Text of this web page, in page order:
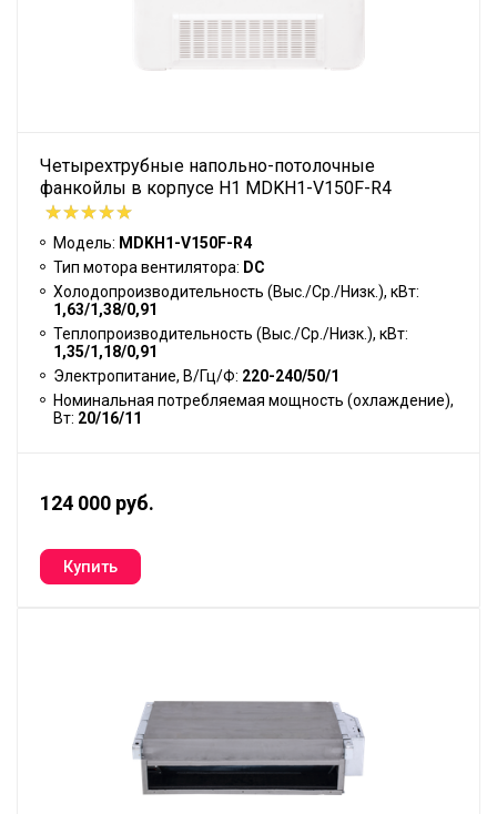
Четырехтрубные напольно-потолочные
фанкойлы в корпусе H1 MDKH1-V150F-R4
Модель: MDKH1-V150F-R4
Тип мотора вентилятора: DC
Холодопроизводительность (Выс./Ср./Низк.), кВт:
1,63/1,38/0,91
Теплопроизводительность (Выс./Ср./Низк.), кВт:
1,35/1,18/0,91
Электропитание, В/Гц/Ф: 220-240/50/1
Номинальная потребляемая мощность (охлаждение),
Вт: 20/16/11
124 000 руб.